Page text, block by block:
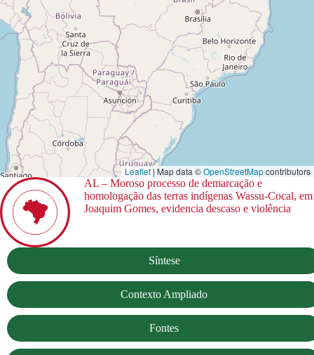
Leaflet | Map data ©OpenStreetMapcontributors
AL – Moroso processo de demarcação e
homologação das terras indígenas Wassu-Cocal, em
Joaquim Gomes, evidencia descaso e violência
Síntese
Contexto Ampliado
Fontes